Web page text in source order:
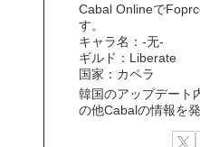
Cabal Onlineで
す。
キャラ名：-无-
ギルド：Liberate
国家：カペラ
韓国のアップデート
の他Cabalの情報を